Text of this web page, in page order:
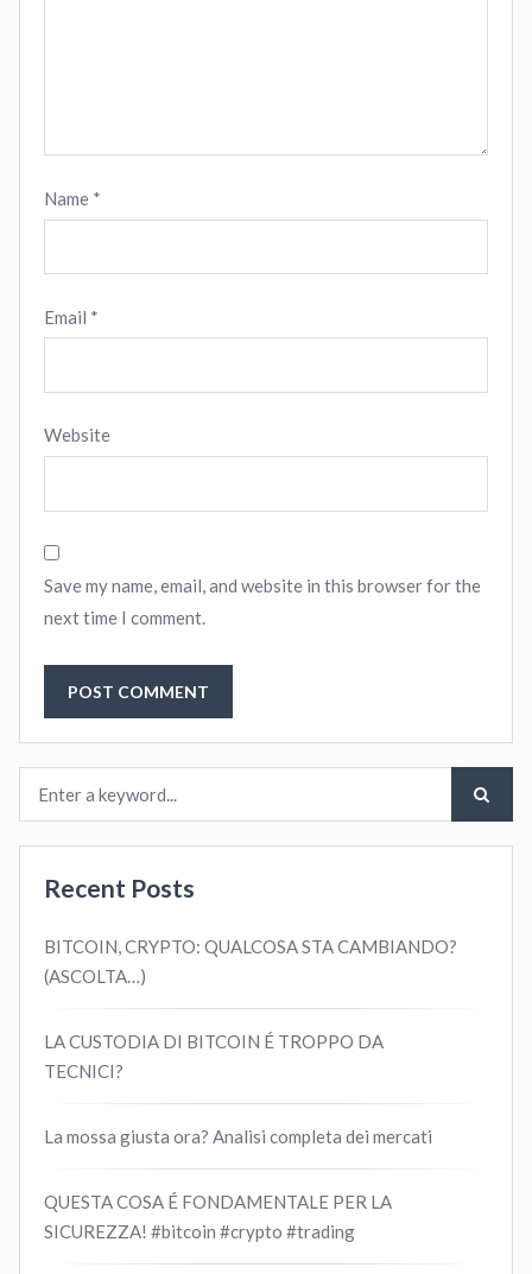
Name *
Email *
Website
Save my name, email, and website in this browser for the
next time I comment.
Recent Posts
BITCOIN, CRYPTO: QUALCOSA STA CAMBIANDO?
(ASCOLTA…)
LA CUSTODIA DI BITCOIN É TROPPO DA
TECNICI?
La mossa giusta ora? Analisi completa dei mercati
QUESTA COSA É FONDAMENTALE PER LA
SICUREZZA! #bitcoin #crypto #trading